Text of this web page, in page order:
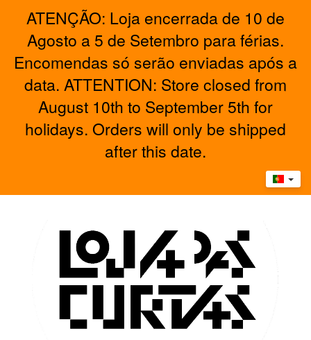
ATENÇÃO: Loja encerrada de 10 de
Agosto a 5 de Setembro para férias.
Encomendas só serão enviadas após a
data. ATTENTION: Store closed from
August 10th to September 5th for
holidays. Orders will only be shipped
after this date.